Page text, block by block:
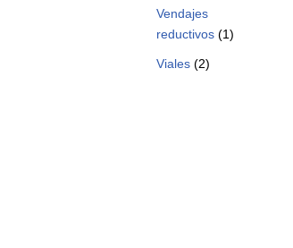
Vendajes
reductivos (1)
Viales (2)